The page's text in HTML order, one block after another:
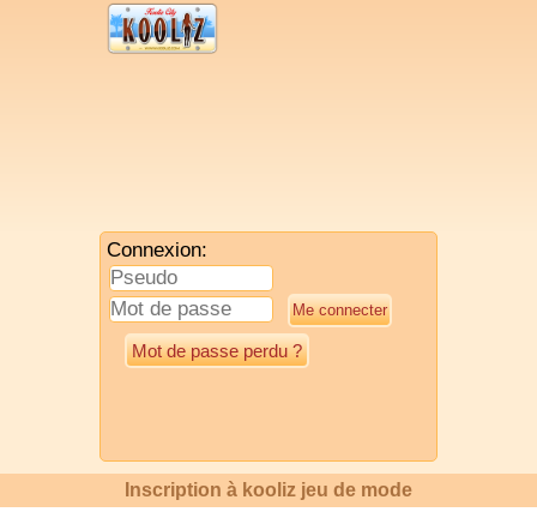
Connexion:
Mot de passe perdu ?
Inscription à kooliz jeu de mode